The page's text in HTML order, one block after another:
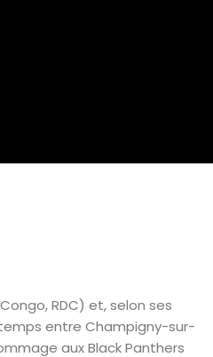
RDC) et, selon ses
entre Champigny-sur-
aux Black Panthers